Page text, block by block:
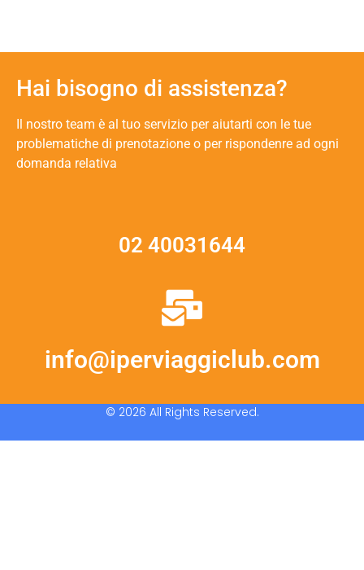
Hai bisogno di assistenza?
Il nostro team è al tuo servizio per aiutarti con le tue
problematiche di prenotazione o per rispondenre ad ogni
domanda relativa
02 40031644
info@iperviaggiclub.com
© 2026 All Rights Reserved.